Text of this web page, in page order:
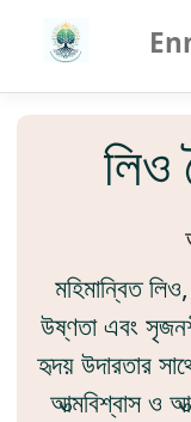
লিও
মহিমান্বিত
উষ্ণতা এবং
হৃদয় উদারতার
আত্মবিশ্বাস ও